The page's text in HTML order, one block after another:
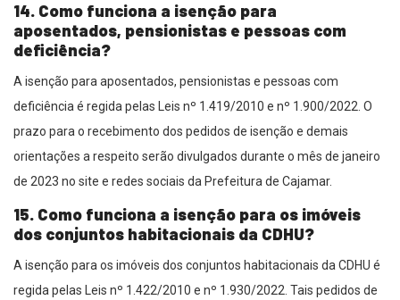
14. Como funciona a isenção para
aposentados, pensionistas e pessoas com
deficiência?
A isenção para aposentados, pensionistas e pessoas com
deficiência é regida pelas Leis nº 1.419/2010 e nº 1.900/2022. O
prazo para o recebimento dos pedidos de isenção e demais
orientações a respeito serão divulgados durante o mês de janeiro
de 2023 no site e redes sociais da Prefeitura de Cajamar.
15. Como funciona a isenção para os imóveis
dos conjuntos habitacionais da CDHU?
A isenção para os imóveis dos conjuntos habitacionais da CDHU é
regida pelas Leis nº 1.422/2010 e nº 1.930/2022. Tais pedidos de